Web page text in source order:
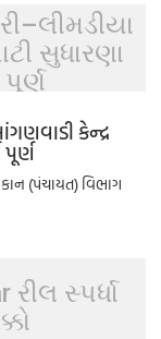
સુધારણા
કેન્દ્ર
(પંચાયત) વિભાગ
સ્પર્ધા